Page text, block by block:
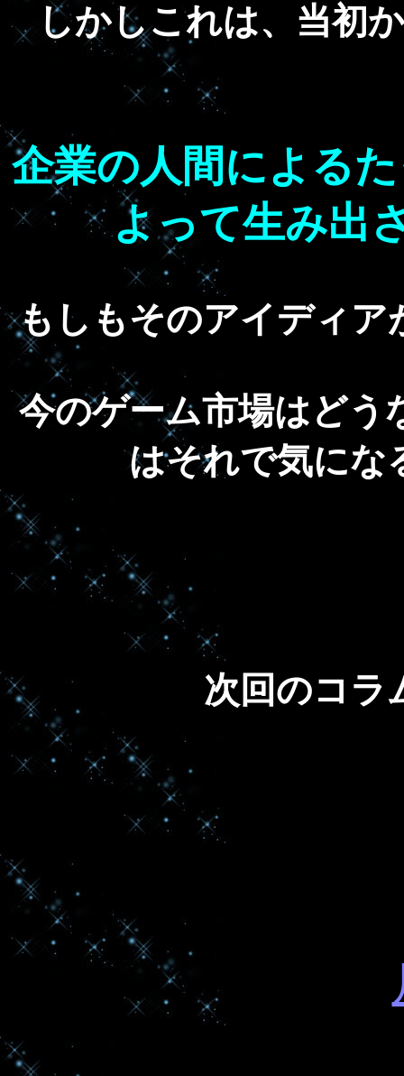
しかしこれは、当初
企業の人間による
よって生み出
もしもそのアイディア
今のゲーム市場はどう
はそれで気にな
次回のコラ